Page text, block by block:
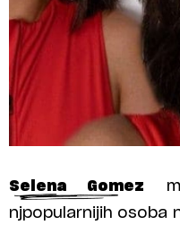
Selena Gomez
njpopularnijih osoba